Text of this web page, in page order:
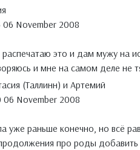
06 November 2008
распечатаю это и дам мужу на
и мне на самом деле не
(Таллинн) и Артемий
06 November 2008
уже раньше конечно, но всё
про роды